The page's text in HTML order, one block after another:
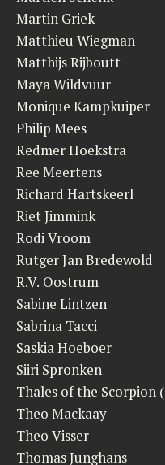
Martin Griek
Matthieu Wiegman
Matthijs Rijboutt
Maya Wildvuur
Monique Kampkuiper
Philip Mees
Redmer Hoekstra
Ree Meertens
Richard Hartskeerl
Riet Jimmink
Rodi Vroom
Rutger Jan Bredewold
R.V. Oostrum
Sabine Lintzen
Sabrina Tacci
Saskia Hoeboer
Siiri Spronken
Thales of the Scorpion
Theo Mackaay
Theo Visser
Thomas Junghans